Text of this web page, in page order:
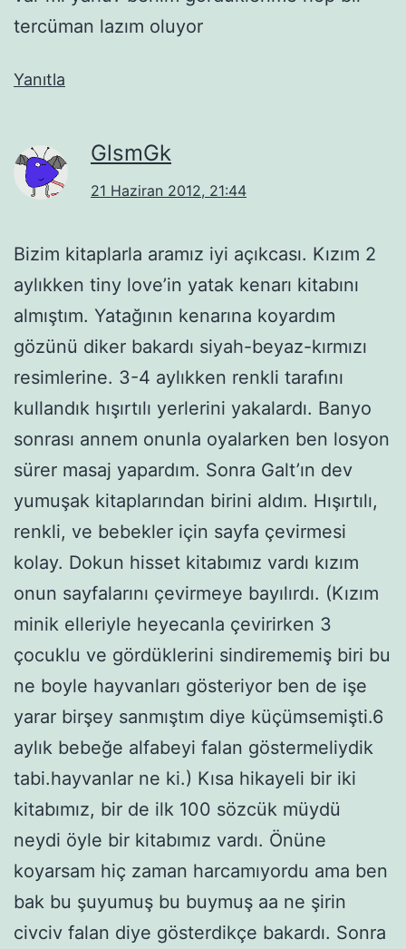
tercüman lazım oluyor
Yanıtla
GlsmGk
21 Haziran 2012, 21:44
Bizim kitaplarla aramız iyi açıkcası. Kızım 2
aylıkken tiny love’in yatak kenarı kitabını
almıştım. Yatağının kenarına koyardım
gözünü diker bakardı siyah-beyaz-kırmızı
resimlerine. 3-4 aylıkken renkli tarafını
kullandık hışırtılı yerlerini yakalardı. Banyo
sonrası annem onunla oyalarken ben losyon
sürer masaj yapardım. Sonra Galt’ın dev
yumuşak kitaplarından birini aldım. Hışırtılı,
renkli, ve bebekler için sayfa çevirmesi
kolay. Dokun hisset kitabımız vardı kızım
onun sayfalarını çevirmeye bayılırdı. (Kızım
minik elleriyle heyecanla çevirirken 3
çocuklu ve gördüklerini sindirememiş biri bu
ne boyle hayvanları gösteriyor ben de işe
yarar birşey sanmıştım diye küçümsemişti.6
aylık bebeğe alfabeyi falan göstermeliydik
tabi.hayvanlar ne ki.) Kısa hikayeli bir iki
kitabımız, bir de ilk 100 sözcük müydü
neydi öyle bir kitabımız vardı. Önüne
koyarsam hiç zaman harcamıyordu ama ben
bak bu şuyumuş bu buymuş aa ne şirin
civciv falan diye gösterdikçe bakardı. Sonra